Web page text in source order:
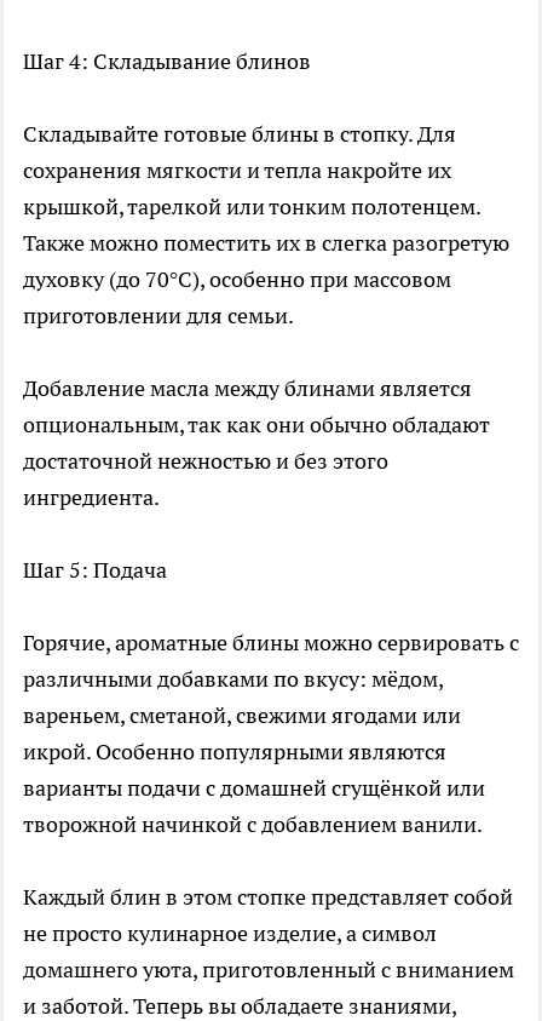
Шаг 4: Складывание блинов
Складывайте готовые блины в стопку. Для
сохранения мягкости и тепла накройте их
крышкой, тарелкой или тонким полотенцем.
Также можно поместить их в слегка разогретую
духовку (до 70°C), особенно при массовом
приготовлении для семьи.
Добавление масла между блинами является
опциональным, так как они обычно обладают
достаточной нежностью и без этого
ингредиента.
Шаг 5: Подача
Горячие, ароматные блины можно сервировать с
различными добавками по вкусу: мёдом,
вареньем, сметаной, свежими ягодами или
икрой. Особенно популярными являются
варианты подачи с домашней сгущёнкой или
творожной начинкой с добавлением ванили.
Каждый блин в этом стопке представляет собой
не просто кулинарное изделие, а символ
домашнего уюта, приготовленный с вниманием
и заботой. Теперь вы обладаете знаниями,